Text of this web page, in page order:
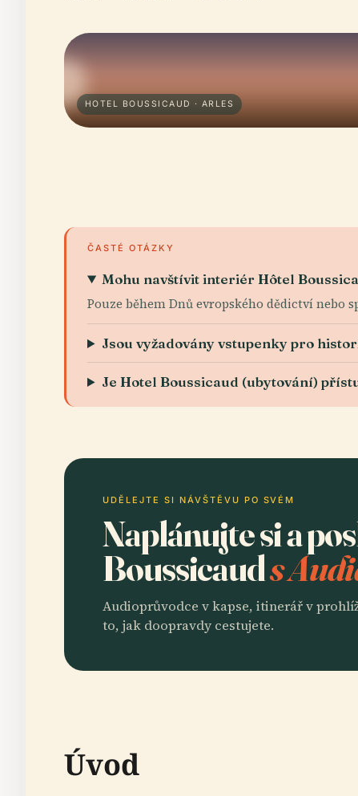
HOTEL BOUSSICAUD · ARLES
ČASTÉ OTÁZKY
Mohu navštívit interiér Hôtel
Pouze během Dnů evropského dědictví
Jsou vyžadovány vstupenky pro
Je Hotel Boussicaud (ubytování)
UDĚLEJTE SI NÁVŠTĚVU PO SVÉM
Naplánujte si a
Boussicauds
Audioprůvodce v kapse, itinerář v
to, jak doopravdy cestujete.
Úvod